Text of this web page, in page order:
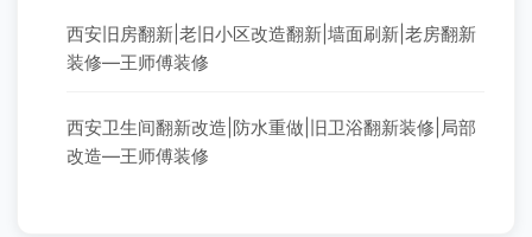
西安旧房翻新|老旧小区改造翻新|墙面刷新|老房翻新
装修—王师傅装修
西安卫生间翻新改造|防水重做|旧卫浴翻新装修|局部
改造—王师傅装修